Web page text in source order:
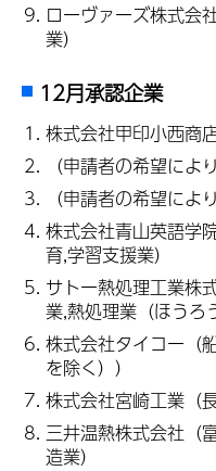
ローヴァーズ株式会
業）
12月承認企業
株式会社甲印小西商
（申請者の希望によ
（申請者の希望によ
株式会社青山英語学
育,学習支援業）
サトー熱処理工業株
業,熱処理業（ほうろ
株式会社タイコー（
を除く））
株式会社宮崎工業（
三井温熱株式会社（
造業）